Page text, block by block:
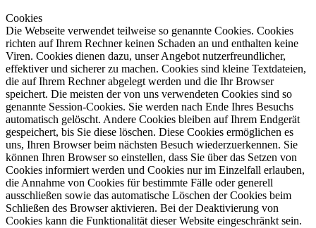
Cookies
Die Webseite verwendet teilweise so genannte Cookies. Cookies
richten auf Ihrem Rechner keinen Schaden an und enthalten keine
Viren. Cookies dienen dazu, unser Angebot nutzerfreundlicher,
effektiver und sicherer zu machen. Cookies sind kleine Textdateien,
die auf Ihrem Rechner abgelegt werden und die Ihr Browser
speichert. Die meisten der von uns verwendeten Cookies sind so
genannte Session-Cookies. Sie werden nach Ende Ihres Besuchs
automatisch gelöscht. Andere Cookies bleiben auf Ihrem Endgerät
gespeichert, bis Sie diese löschen. Diese Cookies ermöglichen es
uns, Ihren Browser beim nächsten Besuch wiederzuerkennen. Sie
können Ihren Browser so einstellen, dass Sie über das Setzen von
Cookies informiert werden und Cookies nur im Einzelfall erlauben,
die Annahme von Cookies für bestimmte Fälle oder generell
ausschließen sowie das automatische Löschen der Cookies beim
Schließen des Browser aktivieren. Bei der Deaktivierung von
Cookies kann die Funktionalität dieser Website eingeschränkt sein.